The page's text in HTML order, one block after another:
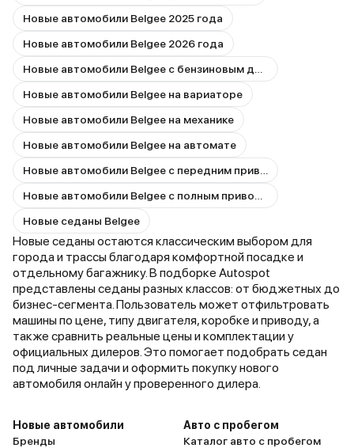
Новые автомобили Belgee 2025 года
Новые автомобили Belgee 2026 года
Новые автомобили Belgee на вариаторе
Новые автомобили Belgee на механике
Новые автомобили Belgee на автомате
Новые седаны Belgee
Новые седаны остаются классическим выбором для
города и трассы благодаря комфортной посадке и
отдельному багажнику. В подборке Autospot
представлены седаны разных классов: от бюджетных до
бизнес-сегмента. Пользователь может отфильтровать
машины по цене, типу двигателя, коробке и приводу, а
также сравнить реальные цены и комплектации у
официальных дилеров. Это помогает подобрать седан
под личные задачи и оформить покупку нового
автомобиля онлайн у проверенного дилера.
Новые автомобили
Бренды
Авто с пробегом
Каталог авто с пробегом